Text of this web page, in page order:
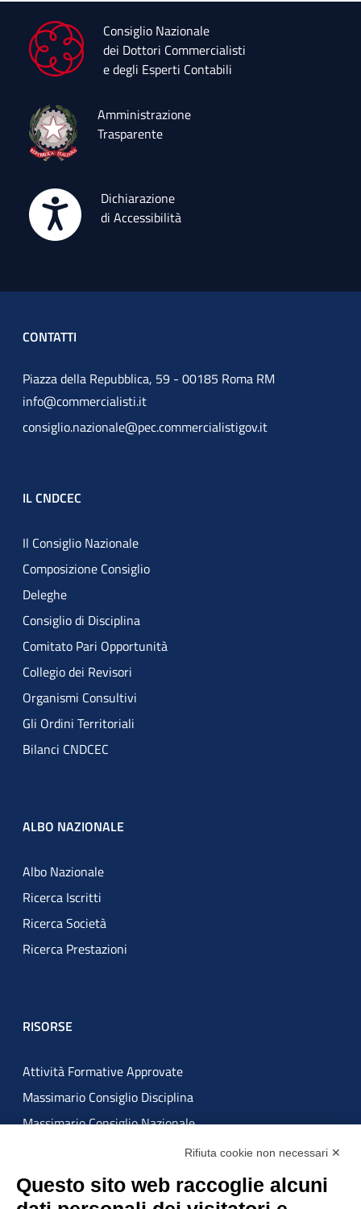
Consiglio Nazionale
dei Dottori Commercialisti
e degli Esperti Contabili
Amministrazione
Trasparente
Dichiarazione
di Accessibilità
CONTATTI
Piazza della Repubblica, 59 - 00185 Roma RM
info@commercialisti.it
consiglio.nazionale@pec.commercialistigov.it
IL CNDCEC
Il Consiglio Nazionale
Composizione Consiglio
Deleghe
Consiglio di Disciplina
Comitato Pari Opportunità
Collegio dei Revisori
Organismi Consultivi
Gli Ordini Territoriali
Bilanci CNDCEC
ALBO NAZIONALE
Albo Nazionale
Ricerca Iscritti
Ricerca Società
Ricerca Prestazioni
RISORSE
Attività Formative Approvate
Massimario Consiglio Disciplina
Massimario Consiglio Nazionale
ATTUAZIONE MISURE PNRR
Rifiuta cookie non necessari ✕
Questo sito web raccoglie alcuni